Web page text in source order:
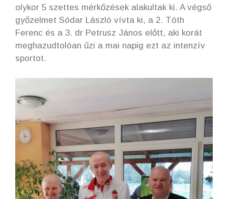
olykor 5 szettes mérkőzések alakultak ki. A végső
győzelmet Sódar László vívta ki, a 2. Tóth
Ferenc és a 3. dr Petrusz János előtt, aki korát
meghazudtolóan űzi a mai napig ezt az intenzív
sportot.